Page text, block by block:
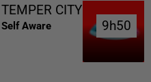
TEMPER CITY
Self Aware 9h50
9h50